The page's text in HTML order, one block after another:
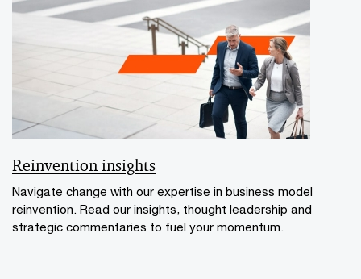
Reinvention insights
Navigate change with our expertise in business model
reinvention. Read our insights, thought leadership and
strategic commentaries to fuel your momentum.